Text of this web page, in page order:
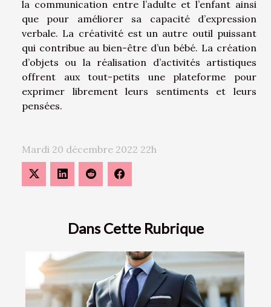
Dans Cette Rubrique
la communication entre l’adulte et l’enfant ainsi
que pour améliorer sa capacité d’expression
verbale. La créativité est un autre outil puissant
qui contribue au bien-être d’un bébé. La création
d’objets ou la réalisation d’activités artistiques
offrent aux tout-petits une plateforme pour
exprimer librement leurs sentiments et leurs
pensées.
Mardi 20 décembre 2022 22h